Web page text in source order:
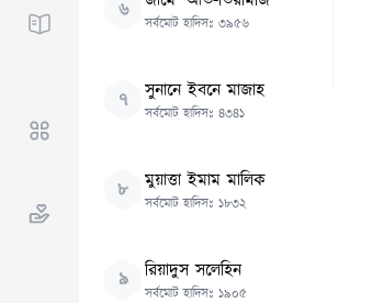
৬
সর্বমোট হাদিসঃ ৩৯৫৬
৭ সুনানে ইবনে মাজাহ
সর্বমোট হাদিসঃ ৪৩৪১
৮ মুয়াত্তা ইমাম মালিক
সর্বমোট হাদিসঃ ১৮৩২
৯ রিয়াদুস সলেহিন
সর্বমোট হাদিসঃ ১৯০৫